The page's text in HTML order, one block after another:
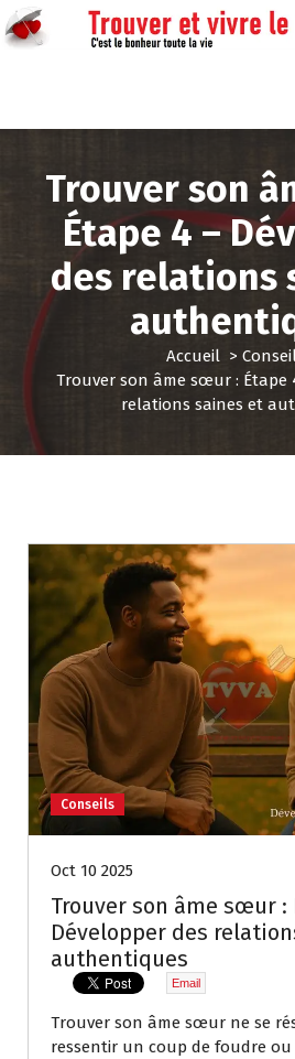
a
Trouver et vivre
Trouver son
Étape 4 –
des relations
Accueil >
Trouver son âme sœur : Étape
relations saines et
Conseils
Oct 10 2025
Trouver son âme sœur :
Développer des
authentiques
Email
Trouver son âme sœur ne se
ressentir un coup de foudre